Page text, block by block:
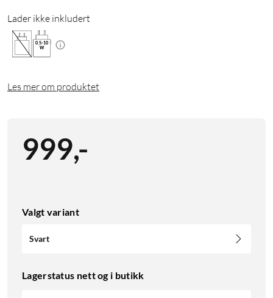
Lader ikke inkludert
0.5-10
W
Les mer om produktet
999,-
Valgt variant
Svart
Lagerstatus nett og i butikk